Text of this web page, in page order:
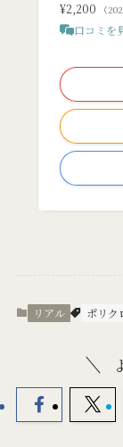
¥2,200 （
口コミを
リアル ポリク